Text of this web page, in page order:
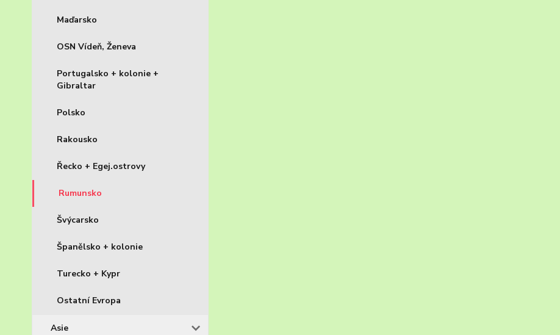
Maďarsko
OSN Vídeň, Ženeva
Portugalsko + kolonie +
Gibraltar
Polsko
Rakousko
Řecko + Egej.ostrovy
Rumunsko
Švýcarsko
Španělsko + kolonie
Turecko + Kypr
Ostatní Evropa
Asie